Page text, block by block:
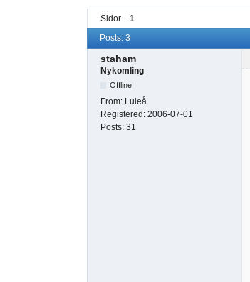
Sidor 1
Posts: 3
staham
Nykomling
Offline
From: Luleå
Registered: 2006-07-01
Posts: 31